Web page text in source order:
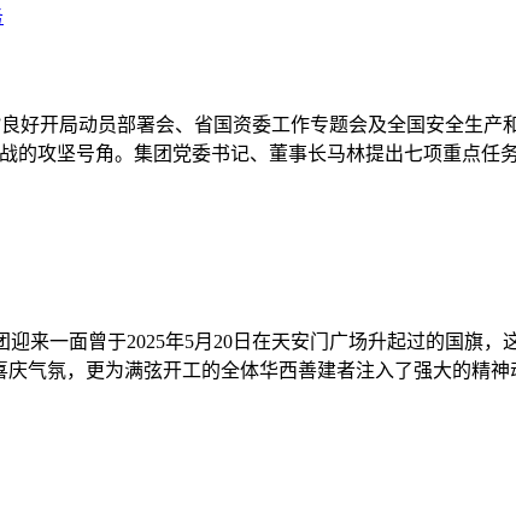
开局动员部署会、省国资委工作专题会及全国安全生产
攻坚号角。集团党委书记、董事长马林提出七项重点任
来一面曾于2025年5月20日在天安门广场升起过的国旗，
气氛，更为满弦开工的全体华西善建者注入了强大的精